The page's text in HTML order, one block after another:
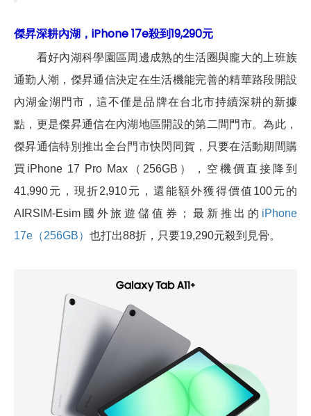
傑昇深耕內湖，iPhone 17e殺到19,290元
看好內湖科學園區周邊成熟的生活圈與龐大的上班族
通勤人潮，傑昇通信決定在生活機能完善的精華路段開設
內湖金湖門市，這不僅是品牌在台北市持續深耕的新據
點，更是傑昇通信在內湖地區開設的第二間門市。為此，
傑昇通信特別推出全台門市快閃同賀，只要在活動期間購
買iPhone 17 Pro Max（256GB），空機價直接降到
41,990元，現折2,910元，還能額外獲得價值100元的
AIRSIM-Esim國外旅遊儲值券；最新推出的 iPhone
17e（256GB） 也打出88折，只要19,290元殺到見骨。